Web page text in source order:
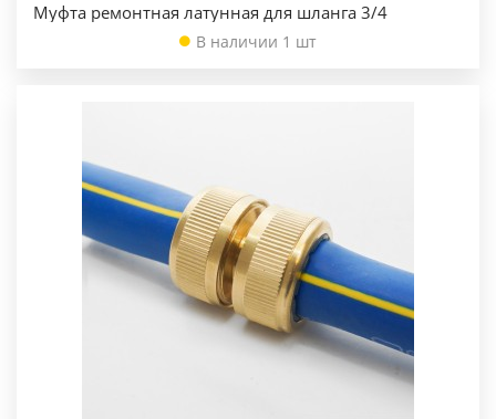
Муфта ремонтная латунная для шланга 3/4
В наличии 1 шт